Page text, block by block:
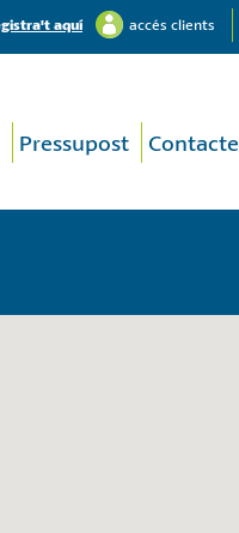
aquí accés clients
Pressupost Contacte